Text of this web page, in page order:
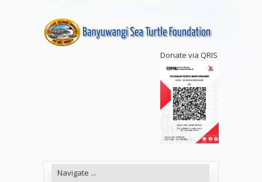
Donate via QRIS